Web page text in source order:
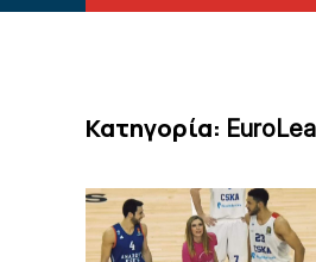
Κατηγορία: